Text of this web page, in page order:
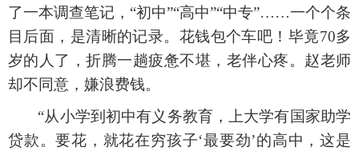
了一本调查笔记， “初中”“高中”“中专”……一个个条
目后面，是清晰的记录。花钱包个车吧！毕竟70多
岁的人了，折腾一趟疲惫不堪，老伴心疼。赵老师
却不同意，嫌浪费钱。
“从小学到初中有义务教育，上大学有国家助学
贷款。要花，就花在穷孩子‘最要劲’的高中，这是